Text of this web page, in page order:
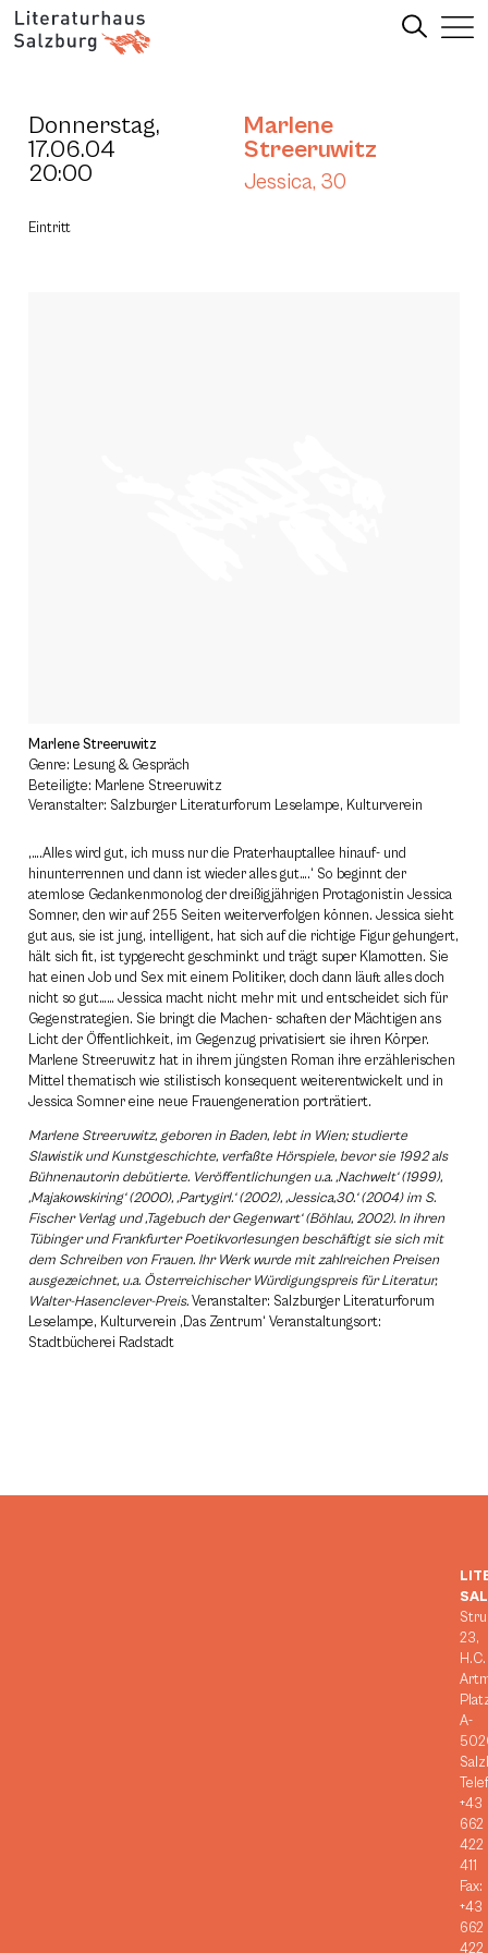
Donnerstag,
17.06.04
20:00
Marlene
Streeruwitz
Jessica, 30
Eintritt
Marlene Streeruwitz
Genre: Lesung & Gespräch
Beteiligte: Marlene Streeruwitz
Veranstalter: Salzburger Literaturforum Leselampe, Kulturverein
‚….Alles wird gut, ich muss nur die Praterhauptallee hinauf- und
hinunterrennen und dann ist wieder alles gut….‘ So beginnt der
atemlose Gedankenmonolog der dreißigjährigen Protagonistin Jessica
Somner, den wir auf 255 Seiten weiterverfolgen können. Jessica sieht
gut aus, sie ist jung, intelligent, hat sich auf die richtige Figur gehungert,
hält sich fit, ist typgerecht geschminkt und trägt super Klamotten. Sie
hat einen Job und Sex mit einem Politiker, doch dann läuft alles doch
nicht so gut…… Jessica macht nicht mehr mit und entscheidet sich für
Gegenstrategien. Sie bringt die Machen- schaften der Mächtigen ans
Licht der Öffentlichkeit, im Gegenzug privatisiert sie ihren Körper.
Marlene Streeruwitz hat in ihrem jüngsten Roman ihre erzählerischen
Mittel thematisch wie stilistisch konsequent weiterentwickelt und in
Jessica Somner eine neue Frauengeneration porträtiert.
Marlene Streeruwitz, geboren in Baden, lebt in Wien; studierte
Slawistik und Kunstgeschichte, verfaßte Hörspiele, bevor sie 1992 als
Bühnenautorin debütierte. Veröffentlichungen u.a. ‚Nachwelt‘ (1999),
‚Majakowskiring‘ (2000), ‚Partygirl.‘ (2002), ‚Jessica,30.‘ (2004) im S.
Fischer Verlag und ‚Tagebuch der Gegenwart‘ (Böhlau, 2002). In ihren
Tübinger und Frankfurter Poetikvorlesungen beschäftigt sie sich mit
dem Schreiben von Frauen. Ihr Werk wurde mit zahlreichen Preisen
ausgezeichnet, u.a. Österreichischer Würdigungspreis für Literatur,
Walter-Hasenclever-Preis. Veranstalter: Salzburger Literaturforum
Leselampe, Kulturverein ‚Das Zentrum‘ Veranstaltungsort:
Stadtbücherei Radstadt
23,
H.C.
A-
+43
662
422
411
Fax:
+43
662
422